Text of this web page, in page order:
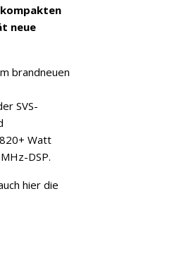
neue
brandneuen
SVS-
Watt
DSP.
hier die